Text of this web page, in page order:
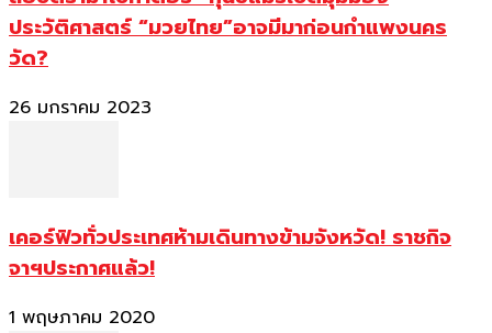
ประวัติศาสตร์ “มวยไทย”อาจมีมาก่อนกำแพงนคร
วัด?
26 มกราคม 2023
เคอร์ฟิวทั่วประเทศห้ามเดินทางข้ามจังหวัด! ราชกิจ
จาฯประกาศแล้ว!
1 พฤษภาคม 2020